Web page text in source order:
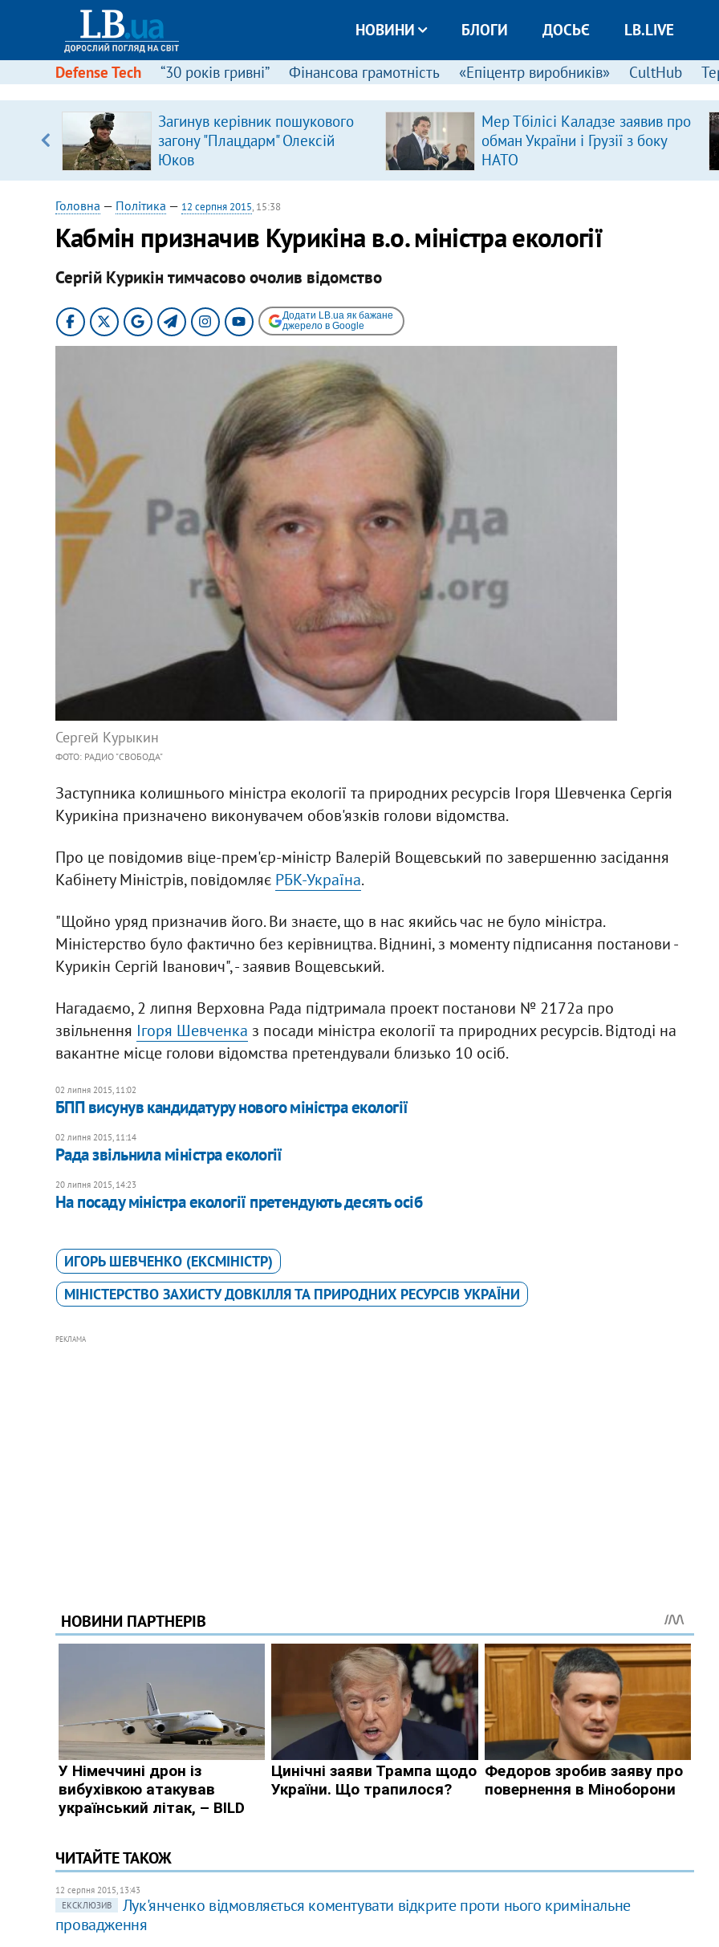
НОВИНИ БЛОГИ ДОСЬЄ LB.LIVE
Defense Tech “30 років гривні” Фінансова грамотність «Епіцентр виробників» CultHub
Загинув керівник пошукового
загону "Плацдарм" Олексій
Юков
Мер Тбілісі Каладзе заявив про
обман України і Грузії з боку
НАТО
Головна — Політика — 12 серпня 2015, 15:38
Кабмін призначив Курикіна в.о. міністра екології
Сергій Курикін тимчасово очолив відомство
Додати LB.ua як бажане
джерело в Google
Сергей Курыкин
ФОТО: РАДИО "СВОБОДА"
Заступника колишнього міністра екології та природних ресурсів Ігоря Шевченка Сергія
Курикіна призначено виконувачем обов'язків голови відомства.
Про це повідомив віце-прем'єр-міністр Валерій Вощевський по завершенню засідання
Кабінету Міністрів, повідомляє РБК-Україна.
"Щойно уряд призначив його. Ви знаєте, що в нас якийсь час не було міністра.
Міністерство було фактично без керівництва. Віднині, з моменту підписання постанови -
Курикін Сергій Іванович", - заявив Вощевський.
Нагадаємо, 2 липня Верховна Рада підтримала проект постанови № 2172а про
звільнення Ігоря Шевченка з посади міністра екології та природних ресурсів. Відтоді на
вакантне місце голови відомства претендували близько 10 осіб.
02 липня 2015, 11:02
БПП висунув кандидатуру нового міністра екології
02 липня 2015, 11:14
Рада звільнила міністра екології
20 липня 2015, 14:23
На посаду міністра екології претендують десять осіб
ИГОРЬ ШЕВЧЕНКО (ЕКСМІНІСТР)
МІНІСТЕРСТВО ЗАХИСТУ ДОВКІЛЛЯ ТА ПРИРОДНИХ РЕСУРСІВ УКРАЇНИ
РЕКЛАМА
ЧИТАЙТЕ ТАКОЖ
12 серпня 2015, 13:43
ЕКСКЛЮЗИВ
Лук'янченко відмовляється коментувати відкрите проти нього кримінальне
провадження